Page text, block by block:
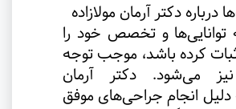
درباره دکتر آرمان مولازاده
و تخصص خود را
کرده باشد، موجب توجه
می‌شود. دکتر آرمان
دلیل انجام جراحی‌های موفق